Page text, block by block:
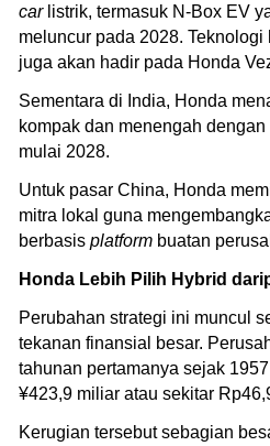
carlistrik, termasuk N-Box EV
meluncur pada 2028.
juga akan hadir pada Honda
Sementara di India, Honda
kompak dan menengah
mulai 2028.
Untuk pasar China, Honda
mitra lokal guna
berbasis platform buatan
Honda Lebih Pilih Hybrid
Perubahan strategi ini muncul
tekanan finansial besar.
tahunan pertamanya sejak
¥423,9 miliar atau sekitar
Kerugian tersebut sebagian